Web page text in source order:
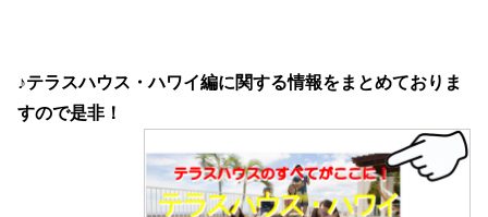
♪テラスハウス・ハワイ編に関する情報をまとめておりま
すので是非！